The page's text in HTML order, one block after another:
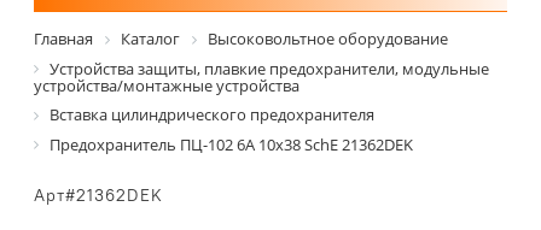
Главная Каталог
Высоковольтное оборудование
Устройства защиты, плавкие предохранители, модульные
устройства/монтажные устройства
Вставка цилиндрического предохранителя
Предохранитель ПЦ-102 6А 10х38 SchE 21362DEK
Арт#21362DEK